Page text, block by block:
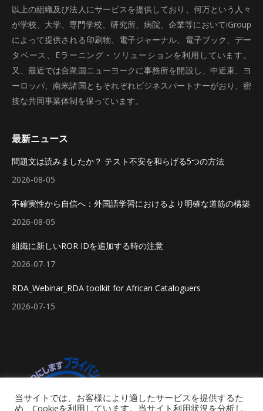
以上の組織及び法人にサービスを提供しており、何万という人々
が学校、大学、専門学校、研究所、病院、企業等においてiGroup
によって提供される印刷物、電子ジャーナル、電子ブック、デー
タベース、Eラーニング・ソリューションを利用しています。
又、最近では合衆国ニューヨークに事務所を開設し、中近東、ヨ
ーロッパ、南米諸国ともそれぞれビジネスパートナーがおり、密
接な共同事業体制を保っています。
最新ニュース
問題文は読みましたか？ テスト不安を和らげる5つの方法
2026-08-05
不確実性から自信へ：外国語学習におけるより明確な道筋の構築
2026-08-05
組織に新しいROR IDを追加する時の注意
2026-07-17
RDA_Webinar_RDA toolkit for African Cataloguers
2026-07-15
当サイトでは、お客様により適したサービスを提供するた
め、Cookieを利用しています。当サイト利用状況を分析し